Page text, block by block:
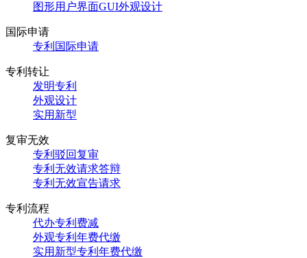
图形用户界面GUI外观设计
国际申请
专利国际申请
专利转让
发明专利
外观设计
实用新型
复审无效
专利驳回复审
专利无效请求答辩
专利无效宣告请求
专利流程
代办专利费减
外观专利年费代缴
实用新型专利年费代缴